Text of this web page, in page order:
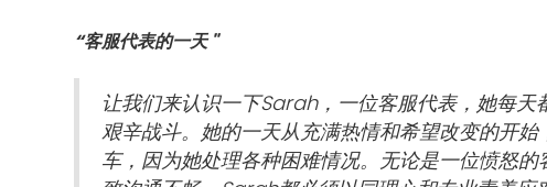
“客服代表的一天 "
让我们来认识一下Sarah，一位客服代表，她每
艰辛战斗。她的一天从充满热情和希望改变的开
车，因为她处理各种困难情况。无论是一位愤怒